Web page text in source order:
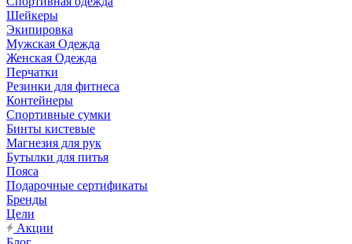
Шейкеры
Экипировка
Мужская Одежда
Женская Одежда
Перчатки
Резинки для фитнеса
Контейнеры
Спортивные сумки
Бинты кистевые
Магнезия для рук
Бутылки для питья
Пояса
Подарочные сертификаты
Бренды
Цели
Акции